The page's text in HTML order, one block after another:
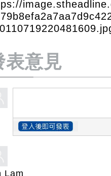
表意見
Lam